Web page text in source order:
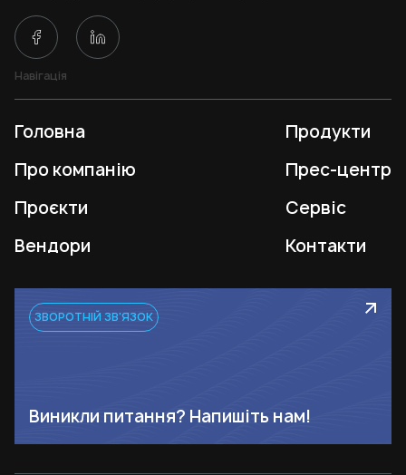
Навігація
Головна
Про компанію
Проєкти
Вендори
Продукти
Прес-центр
Сервіс
Контакти
ЗВОРОТНІЙ ЗВ'ЯЗОК
Виникли питання? Напишіть нам!